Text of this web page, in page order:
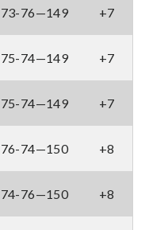
73-76—149 +7
75-74—149 +7
75-74—149 +7
76-74—150 +8
74-76—150 +8